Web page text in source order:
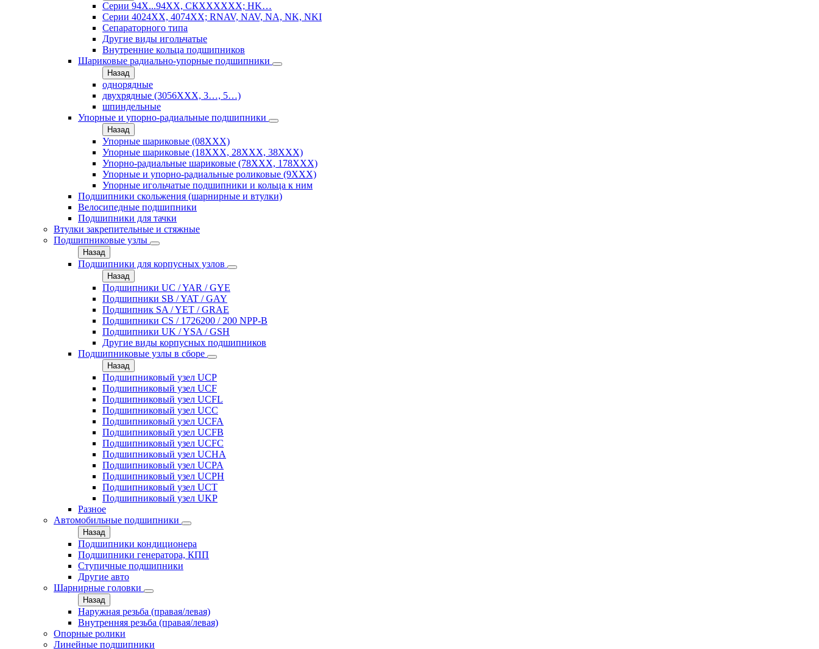
Серии 94Х...94ХХ, СКХХХХХХ; HK…
Серии 4024ХХ, 4074ХХ; RNAV, NAV, NA, NK, NKI
Сепараторного типа
Другие виды игольчатые
Внутренние кольца подшипников
Шариковые радиально-упорные подшипники
Назад
однорядные
двухрядные (3056ХХХ, 3…, 5…)
шпиндельные
Упорные и упорно-радиальные подшипники
Назад
Упорные шариковые (08XXX)
Упорные шариковые (18XXX, 28XXХ, 38ХХХ)
Упорно-радиальные шариковые (78XXX, 178ХХХ)
Упорные и упорно-радиальные роликовые (9ХХХ)
Упорные игольчатые подшипники и кольца к ним
Подшипники скольжения (шарнирные и втулки)
Велосипедные подшипники
Подшипники для тачки
Втулки закрепительные и стяжные
Подшипниковые узлы
Назад
Подшипники для корпусных узлов
Назад
Подшипники UC / YAR / GYE
Подшипники SB / YAT / GAY
Подшипник SA / YET / GRAE
Подшипники CS / 1726200 / 200 NPP-B
Подшипники UK / YSA / GSH
Другие виды корпусных подшипников
Подшипниковые узлы в сборе
Назад
Подшипниковый узел UCP
Подшипниковый узел UCF
Подшипниковый узел UCFL
Подшипниковый узел UCC
Подшипниковый узел UCFA
Подшипниковый узел UCFB
Подшипниковый узел UCFC
Подшипниковый узел UCHA
Подшипниковый узел UCPA
Подшипниковый узел UCPH
Подшипниковый узел UCT
Подшипниковый узел UKP
Разное
Автомобильные подшипники
Назад
Подшипники кондиционера
Подшипники генератора, КПП
Ступичные подшипники
Другие авто
Шарнирные головки
Назад
Наружная резьба (правая/левая)
Внутренняя резьба (правая/левая)
Опорные ролики
Линейные подшипники